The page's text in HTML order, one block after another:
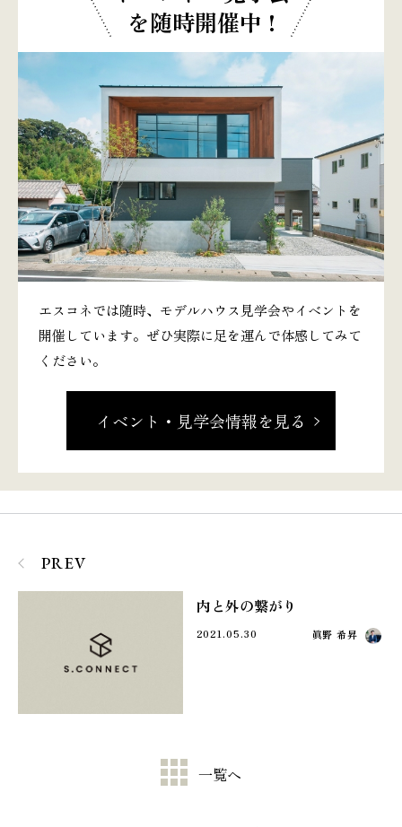
を随時開催中 !
エスコネでは随時、モデルハウス見学会やイベントを
開催しています。ぜひ実際に足を運んで体感してみて
ください。
イベント・見学会情報を見る
PREV
内と外の繋がり
2021.05.30 眞野 希昇
一覧へ